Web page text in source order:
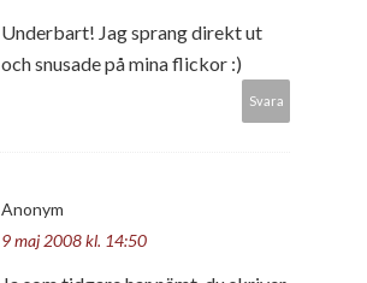
Underbart! Jag sprang direkt ut
och snusade på mina flickor :)
Svara
Anonym
9 maj 2008 kl. 14:50